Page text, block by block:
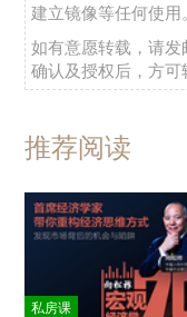
建立镜像等任何使用。
如有意愿转载，请发
确认及授权后，方可
推荐阅读
私房课